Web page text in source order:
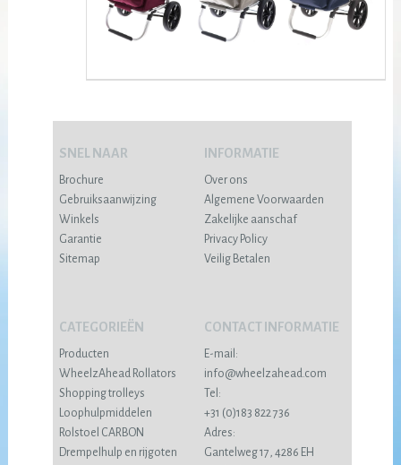
SNEL NAAR
Brochure
Gebruiksaanwijzing
Winkels
Garantie
Sitemap
INFORMATIE
Over ons
Algemene Voorwaarden
Zakelijke aanschaf
Privacy Policy
Veilig Betalen
CATEGORIEËN
Producten
WheelzAhead Rollators
Shopping trolleys
Loophulpmiddelen
Rolstoel CARBON
Drempelhulp en rijgoten
CONTACT INFORMATIE
E-mail:
info@wheelzahead.com
Tel:
+31 (0)183 822 736
Adres:
Gantelweg 17, 4286 EH